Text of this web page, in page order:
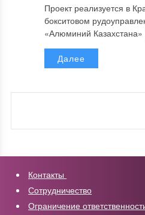
Проект реализуется в
бокситовом
«Алюминий Казахстана»
Далее
Контакты
Сотрудничество
Ограничение